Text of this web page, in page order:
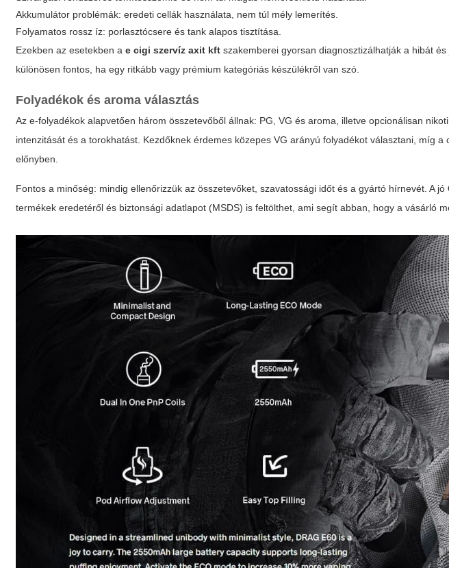
Akkumulátor problémák: eredeti cellák használata, nem túl mély lemerítés.
Folyamatos rossz íz: porlasztócsere és tank alapos tisztítása.
Ezekben az esetekben ae cigi szervíz axit kft szakemberei gyorsan diagnosztizálhatják a hibát
különösen fontos, ha egy ritkább vagy prémium kategóriás készülékről van szó.
Folyadékok és aroma választás
Az e-folyadékok alapvetően három összetevőből állnak: PG, VG és aroma, illetve opcionálisan
intenzitását és a torokhatást. Kezdőknek érdemes közepes VG arányú folyadékot választani, míg
előnyben.
Fontos a minőség: mindig ellenőrizzük az összetevőket, szavatossági időt és a gyártó hírnevét. A jó
termékek eredetéről és biztonsági adatlapot (MSDS) is feltölthet, ami segít abban, hogy a vásárló